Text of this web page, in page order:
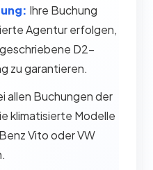
Ihre Buchung
Agentur erfolgen,
D2-
zu garantieren.
allen Buchungen der
klimatisierte Modelle
Vito oder VW